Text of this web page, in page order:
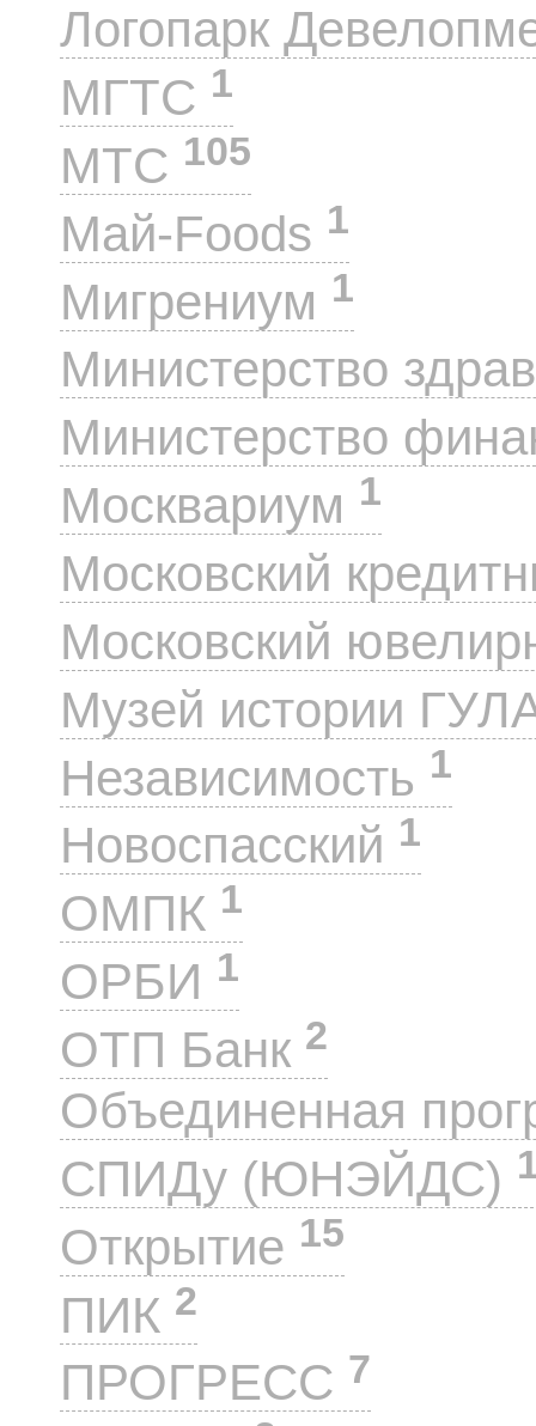
Логопарк
МГТС 1
МТС 105
Май-Foods 1
Мигрениум 1
Министерство
Министерство
Москвариум 1
Московский
Московский
Музей истории
Независимость 1
Новоспасский 1
ОМПК 1
ОРБИ 1
ОТП Банк 2
Объединенная
СПИДу (ЮНЭЙДС)
Открытие 15
ПИК 2
ПРОГРЕСС 7